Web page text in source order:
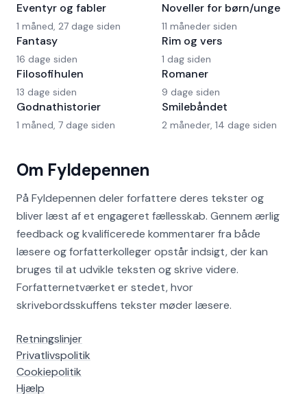
Om Fyldepennen
På Fyldepennen deler forfattere deres tekster og
bliver læst af et engageret fællesskab. Gennem ærlig
feedback og kvalificerede kommentarer fra både
læsere og forfatterkolleger opstår indsigt, der kan
bruges til at udvikle teksten og skrive videre.
Forfatternetværket er stedet, hvor
skrivebordsskuffens tekster møder læsere.
Retningslinjer
Privatlivspolitik
Cookiepolitik
Hjælp
Eventyr og fabler
1 måned, 27 dage siden
Fantasy
16 dage siden
Filosofihulen
13 dage siden
Godnathistorier
1 måned, 7 dage siden
Noveller for børn/unge
11 måneder siden
Rim og vers
1 dag siden
Romaner
9 dage siden
Smilebåndet
2 måneder, 14 dage siden